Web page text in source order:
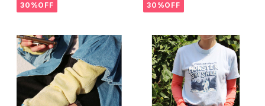
30%OFF 30%OFF